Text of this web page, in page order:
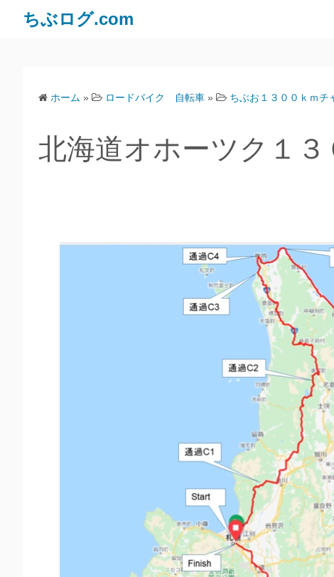
ちぶログ.com
ホーム » ロードバイク 自転車 » ちぶお１３００ｋｍチ
北海道オホーツク１３